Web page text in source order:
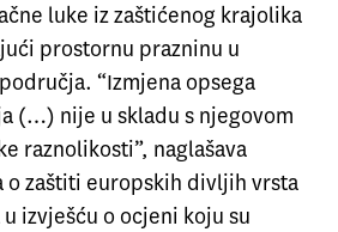
luke iz zaštićenog krajolika
prostornu prazninu u
“Izmjena opsega
(…) nije u skladu s njegovom
raznolikosti”, naglašava
o zaštiti europskih divljih vrsta
izvješću o ocjeni koju su